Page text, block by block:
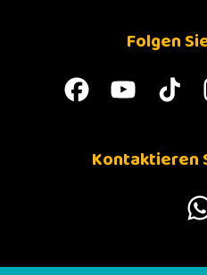
Folgen
Kontaktieren